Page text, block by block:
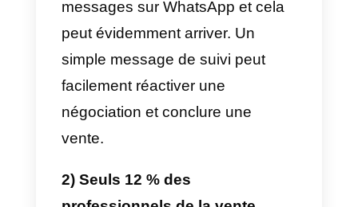
pourrez mesurer tout le potentiel
de votre entreprise.
commerciaux abandonnent
première conversation.